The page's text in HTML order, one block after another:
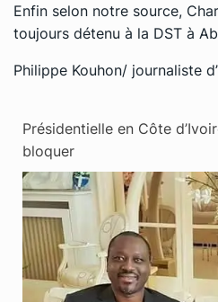
Enfin selon notre source,
toujours détenu à la DST à
Philippe Kouhon/ journaliste
Présidentielle en Côte
bloquer